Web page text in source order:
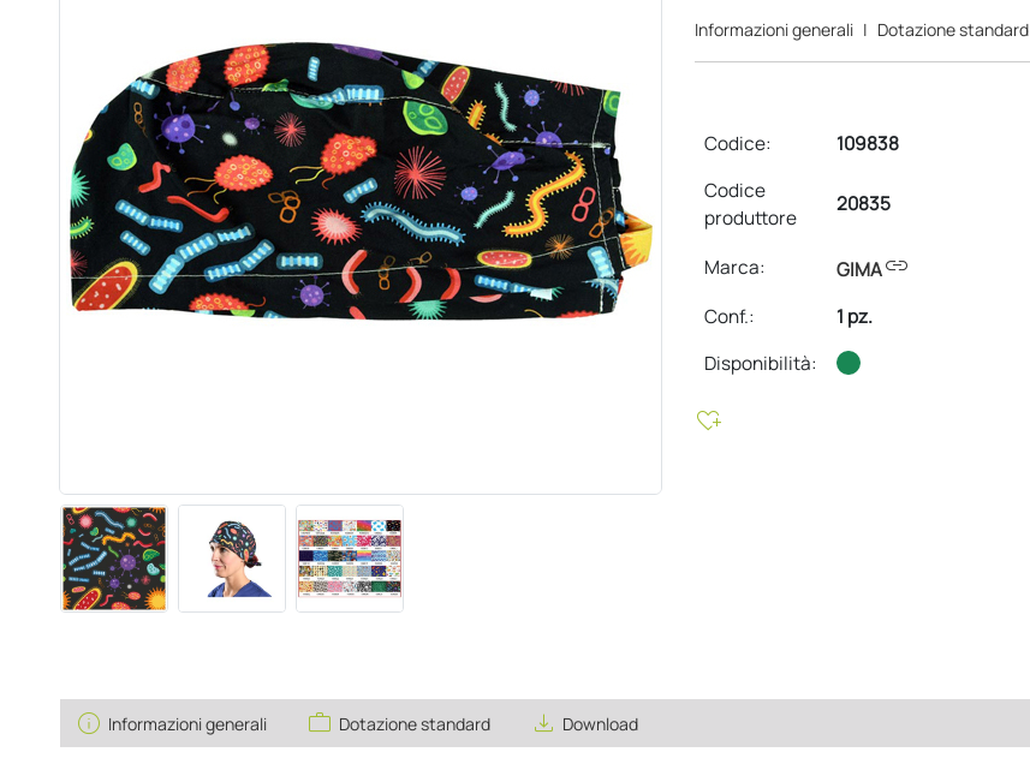
Informazioni generali | Dotazione standard
Codice:
109838
Codice
produttore
20835
Marca: GIMAlink
Conf.:
1 pz.
Disponibilità:
heart_plus
info Informazioni generali work Dotazione standard save_alt Download